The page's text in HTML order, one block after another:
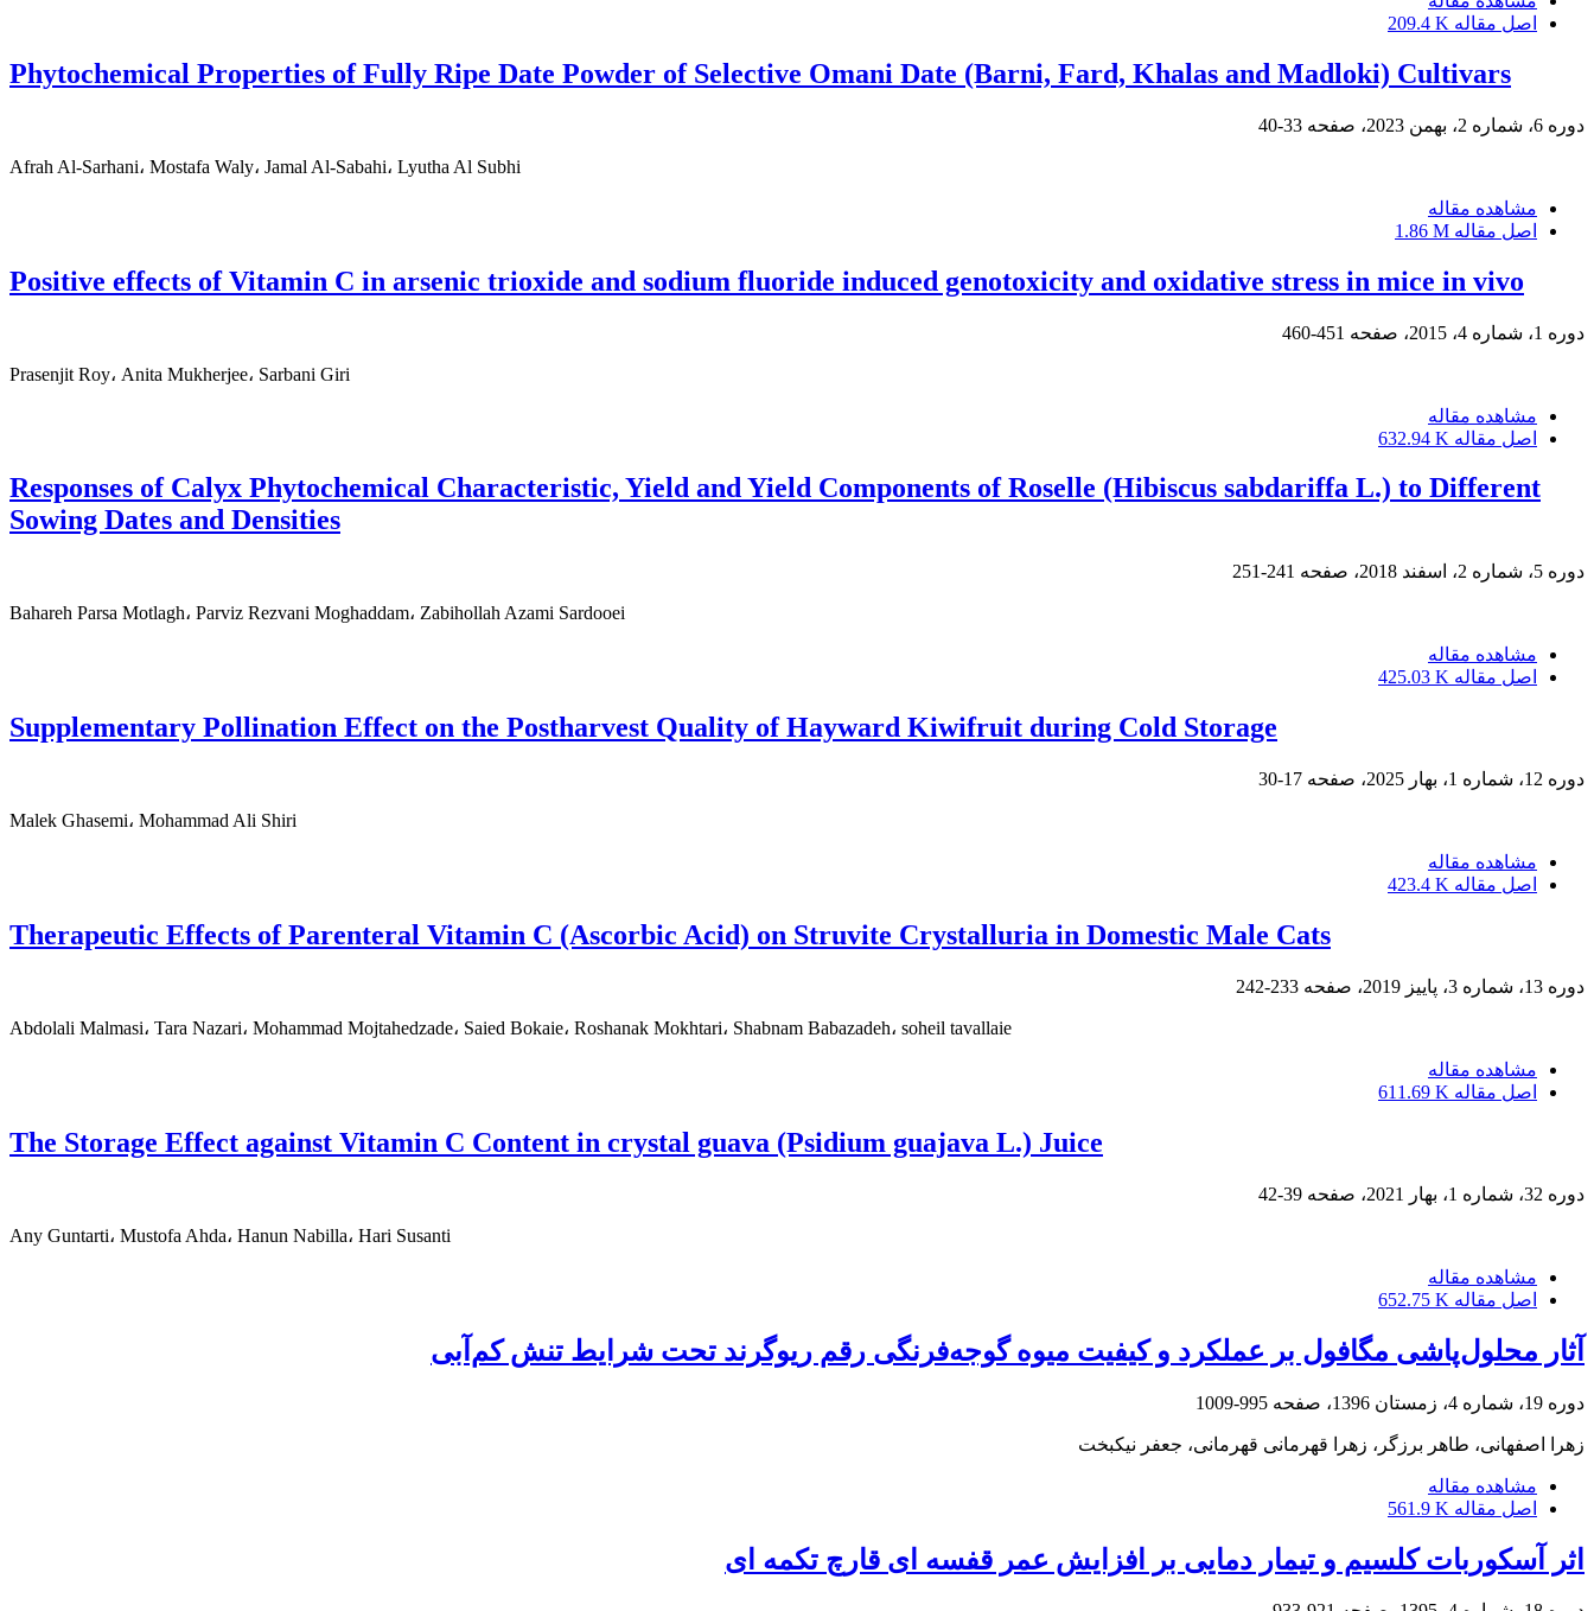
اصل مقاله 209.4 K
Phytochemical Properties of Fully Ripe Date Powder of Selective Omani Date (Barni, Fard, Khalas and Madloki) Cultivars
دوره 6، شماره 2، بهمن 2023، صفحه 33-40
Afrah Al-Sarhani، Mostafa Waly، Jamal Al-Sabahi، Lyutha Al Subhi
مشاهده مقاله
اصل مقاله 1.86 M
Positive effects of Vitamin C in arsenic trioxide and sodium fluoride induced genotoxicity and oxidative stress in mice in vivo
دوره 1، شماره 4، 2015، صفحه 451-460
Prasenjit Roy، Anita Mukherjee، Sarbani Giri
مشاهده مقاله
اصل مقاله 632.94 K
Responses of Calyx Phytochemical Characteristic, Yield and Yield Components of Roselle (Hibiscus sabdariffa L.) to Different
Sowing Dates and Densities
دوره 5، شماره 2، اسفند 2018، صفحه 241-251
Bahareh Parsa Motlagh، Parviz Rezvani Moghaddam، Zabihollah Azami Sardooei
مشاهده مقاله
اصل مقاله 425.03 K
Supplementary Pollination Effect on the Postharvest Quality of Hayward Kiwifruit during Cold Storage
دوره 12، شماره 1، بهار 2025، صفحه 17-30
Malek Ghasemi، Mohammad Ali Shiri
مشاهده مقاله
اصل مقاله 423.4 K
Therapeutic Effects of Parenteral Vitamin C (Ascorbic Acid) on Struvite Crystalluria in Domestic Male Cats
دوره 13، شماره 3، پاییز 2019، صفحه 233-242
Abdolali Malmasi، Tara Nazari، Mohammad Mojtahedzade، Saied Bokaie، Roshanak Mokhtari، Shabnam Babazadeh، soheil tavallaie
مشاهده مقاله
اصل مقاله 611.69 K
The Storage Effect against Vitamin C Content in crystal guava (Psidium guajava L.) Juice
دوره 32، شماره 1، بهار 2021، صفحه 39-42
Any Guntarti، Mustofa Ahda، Hanun Nabilla، Hari Susanti
مشاهده مقاله
اصل مقاله 652.75 K
آثار محلول‌پاشی مگافول بر عملکرد و کیفیت میوه گوجه‌فرنگی رقم ریوگرند تحت شرایط تنش کم‌آبی
دوره 19، شماره 4، زمستان 1396، صفحه 995-1009
زهرا اصفهانی، طاهر برزگر، زهرا قهرمانی قهرمانی، جعفر نیکبخت
مشاهده مقاله
اصل مقاله 561.9 K
اثر آسکوربات کلسیم و تیمار دمایی بر افزایش عمر قفسه ای قارچ تکمه ای